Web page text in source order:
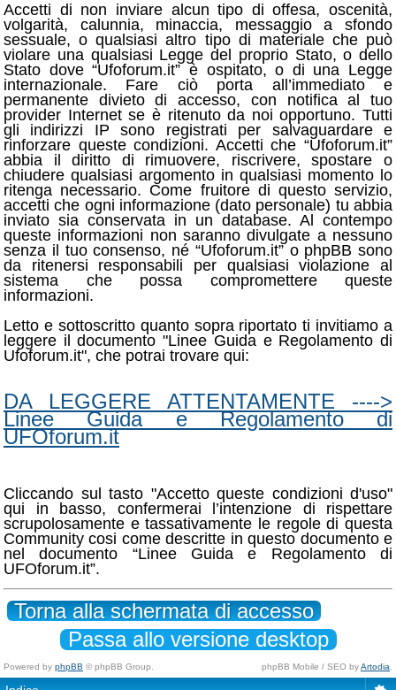
Accetti di non inviare alcun tipo di offesa, oscenità,
volgarità, calunnia, minaccia, messaggio a sfondo
sessuale, o qualsiasi altro tipo di materiale che può
violare una qualsiasi Legge del proprio Stato, o dello
Stato dove “Ufoforum.it” è ospitato, o di una Legge
internazionale. Fare ciò porta all’immediato e
permanente divieto di accesso, con notifica al tuo
provider Internet se è ritenuto da noi opportuno. Tutti
gli indirizzi IP sono registrati per salvaguardare e
rinforzare queste condizioni. Accetti che “Ufoforum.it”
abbia il diritto di rimuovere, riscrivere, spostare o
chiudere qualsiasi argomento in qualsiasi momento lo
ritenga necessario. Come fruitore di questo servizio,
accetti che ogni informazione (dato personale) tu abbia
inviato sia conservata in un database. Al contempo
queste informazioni non saranno divulgate a nessuno
senza il tuo consenso, né “Ufoforum.it” o phpBB sono
da ritenersi responsabili per qualsiasi violazione al
sistema che possa compromettere queste
informazioni.
Letto e sottoscritto quanto sopra riportato ti invitiamo a
leggere il documento "Linee Guida e Regolamento di
Ufoforum.it", che potrai trovare qui:
DA LEGGERE ATTENTAMENTE ---->
Linee Guida e Regolamento di
UFOforum.it
Cliccando sul tasto "Accetto queste condizioni d'uso"
qui in basso, confermerai l’intenzione di rispettare
scrupolosamente e tassativamente le regole di questa
Community cosi come descritte in questo documento e
nel documento “Linee Guida e Regolamento di
UFOforum.it”.
Torna alla schermata di accesso
Passa allo versione desktop
Powered by phpBB © phpBB Group. phpBB Mobile / SEO byArtodia